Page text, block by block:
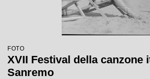
FOTO
XVII Festival della canzone
Sanremo